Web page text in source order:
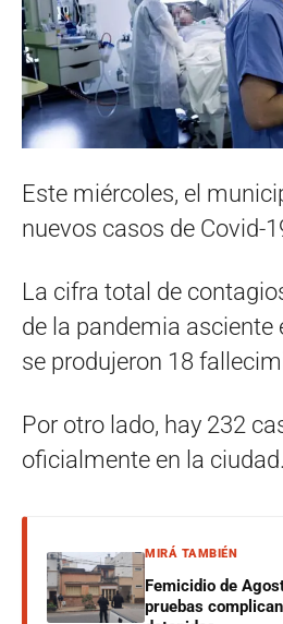
Este miércoles, el
nuevos casos de Covid-
La cifra total de
de la pandemia asciente
se produjeron 18
Por otro lado, hay 232
oficialmente en la ciudad.
MIRÁ TAMBIÉN
Femicidio de
pruebas